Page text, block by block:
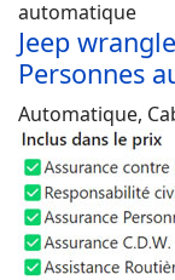
Jeep
Personnes
Automatique,